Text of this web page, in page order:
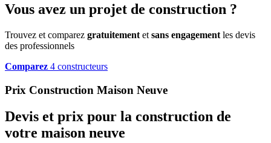
Vous avez un projet de construction ?
Trouvez et comparez gratuitement et sans engagement les devis
des professionnels
Comparez 4 constructeurs
Prix Construction Maison Neuve
Devis et prix pour la construction de
votre maison neuve